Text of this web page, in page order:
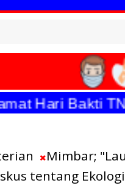
Hari Bakti TNI
Mimbar;
tentang Ekologi